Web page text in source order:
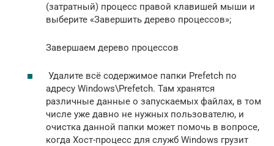
(затратный) процесс правой клавишей мыши и
выберите «Завершить дерево процессов»;
Завершаем дерево процессов
Удалите всё содержимое папки Prefetch по
адресу Windows\Prefetch. Там хранятся
различные данные о запускаемых файлах, в том
числе уже давно не нужных пользователю, и
очистка данной папки может помочь в вопросе,
когда Хост-процесс для служб Windows грузит